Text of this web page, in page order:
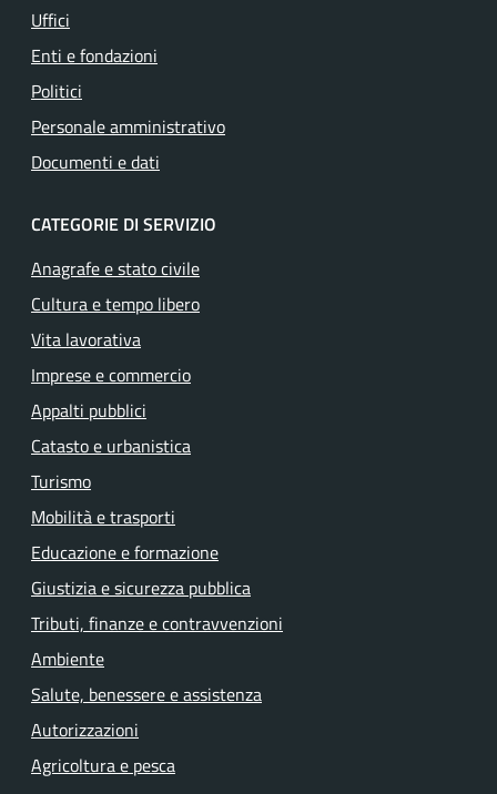
Uffici
Enti e fondazioni
Politici
Personale amministrativo
Documenti e dati
CATEGORIE DI SERVIZIO
Anagrafe e stato civile
Cultura e tempo libero
Vita lavorativa
Imprese e commercio
Appalti pubblici
Catasto e urbanistica
Turismo
Mobilità e trasporti
Educazione e formazione
Giustizia e sicurezza pubblica
Tributi, finanze e contravvenzioni
Ambiente
Salute, benessere e assistenza
Autorizzazioni
Agricoltura e pesca